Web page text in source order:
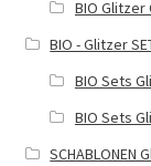
BIO Glitzer
BIO - Glitzer
BIO Sets
BIO Sets